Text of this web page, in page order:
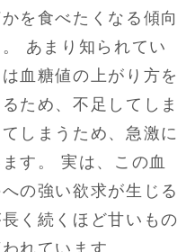
を食べたくなる傾向
あまり知られてい
血糖値の上がり方を
ため、不足してしま
しまうため、急激に
す。 実は、この血
の強い欲求が生じる
く続くほど甘いもの